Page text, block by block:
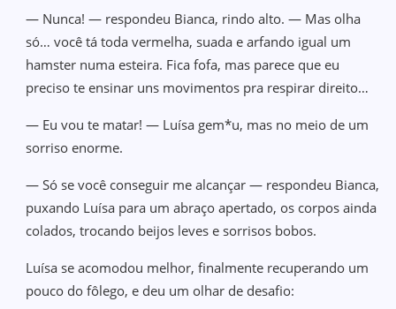
— Nunca! — respondeu Bianca, rindo alto. — Mas olha
só… você tá toda vermelha, suada e arfando igual um
hamster numa esteira. Fica fofa, mas parece que eu
preciso te ensinar uns movimentos pra respirar direito…
— Eu vou te matar! — Luísa gem*u, mas no meio de um
sorriso enorme.
— Só se você conseguir me alcançar — respondeu Bianca,
puxando Luísa para um abraço apertado, os corpos ainda
colados, trocando beijos leves e sorrisos bobos.
Luísa se acomodou melhor, finalmente recuperando um
pouco do fôlego, e deu um olhar de desafio: